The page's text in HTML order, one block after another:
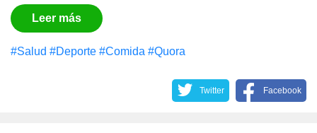
Leer más
#Salud #Deporte #Comida #Quora
Twitter Facebook